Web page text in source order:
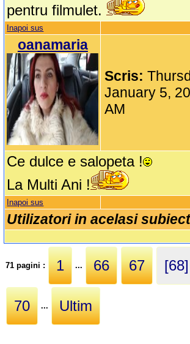
pentru filmulet.
Inapoi sus
oanamaria
Scris:
January 5,
AM
Ce dulce e salopeta !
La Multi Ani !
Inapoi sus
Utilizatori in acelasi
71 pagini : 1 ... 66 67 [68]
70 ... Ultim